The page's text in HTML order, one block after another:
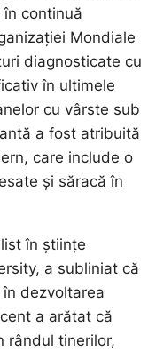
continuă
Mondiale
diagnosticate cu
în ultimele
cu vârste sub
a fost atribuită
care include o
și săracă în
în științe
a subliniat că
dezvoltarea
a arătat că
rândul tinerilor,